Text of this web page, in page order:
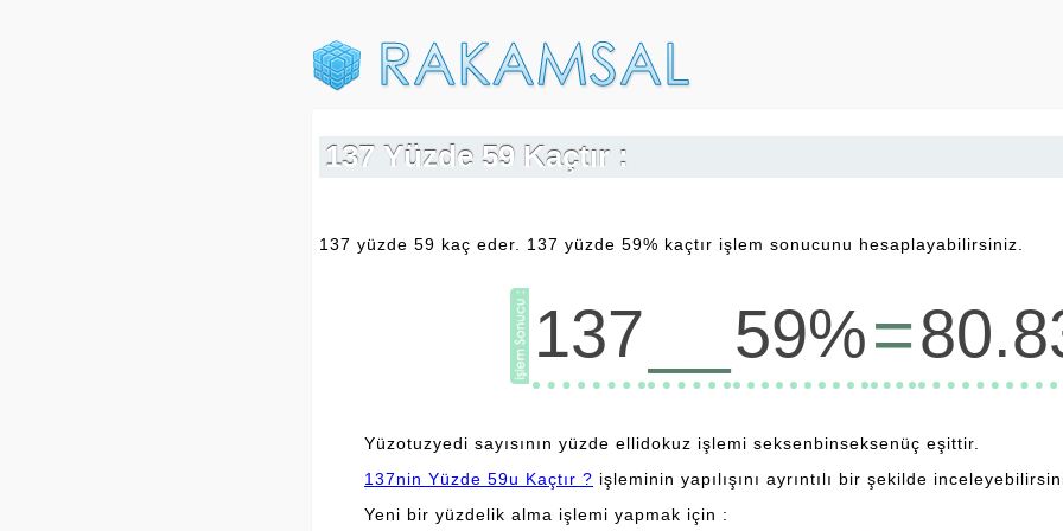
137 Yüzde 59 Kaçtır :
137 yüzde 59 kaç eder. 137 yüzde 59% kaçtır işlem sonucunu hesaplayabilirsiniz.
137 59%=
Yüzotuzyedi sayısının yüzde ellidokuz işlemi seksenbinseksenüç eşittir.
137nin Yüzde 59u Kaçtır ? işleminin yapılışını ayrıntılı bir şekilde
Yeni bir yüzdelik alma işlemi yapmak için :